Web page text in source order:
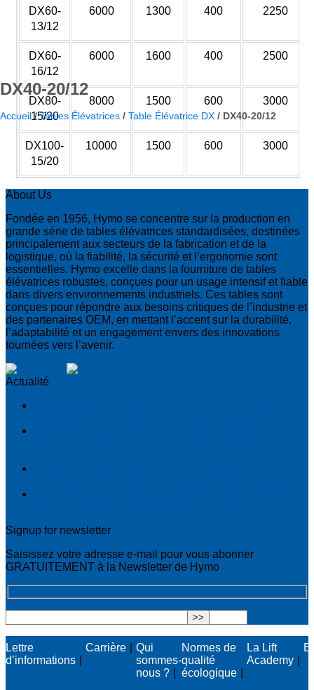
DX40-20/12
Accueil / Tables Élévatrices / Table Élévatrice DX / DX40-20/12
DX60-
13/12
6000 1300 400 2250
DX60-
16/12
6000 1600 400 2500
DX80-
15/20
8000 1500 600 3000
DX100-
15/20
10000 1500 600 3000
About Us
Fondée en 1956, Hymo se concentre sur la production en
grande série de tables élévatrices standardisées, destinées
principalement aux secteurs de la fabrication et de la
logistique, où la fiabilité, la sécurité et l’ergonomie sont
essentielles. Hymo excelle dans la fourniture de tables
élévatrices robustes, conçues pour un usage intensif et fiable
dans divers environnements industriels. Ces tables sont
conçues pour répondre aux besoins critiques de l’industrie et
des partenaires OEM, en mettant l’accent sur la durabilité,
l’adaptabilité et un engagement envers des innovations
tournées vers l’avenir.
Actualité
Signup for newsletter
Saisissez votre adresse e-mail pour vous abonner
GRATUITEMENT à la Newsletter de Hymo
Lettre
d’informations
Carrière
Qui
sommes-
nous ?
Normes de
qualité
écologique
La Lift
Academy